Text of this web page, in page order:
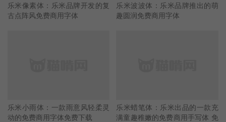
乐米像素体：乐米品牌开发的复
古点阵风免费商用字体
乐米波波体：乐米品牌推出的萌
趣圆润免费商用字体
乐米小雨体：一款雨意风轻柔灵
动的免费商用字体免费下载
乐米蜡笔体：乐米出品的一款充
满童趣稚嫩的免费商用手写体 免